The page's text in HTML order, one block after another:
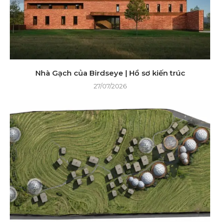
Nhà Gạch của Birdseye | Hồ sơ kiến ​​trúc
27/07/2026